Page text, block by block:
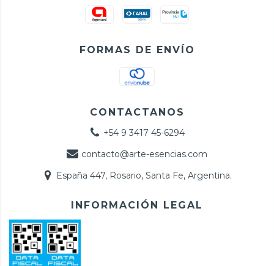
FORMAS DE ENVÍO
CONTACTANOS
+54 9 3417 45-6294
contacto@arte-esencias.com
España 447, Rosario, Santa Fe, Argentina.
INFORMACIÓN LEGAL